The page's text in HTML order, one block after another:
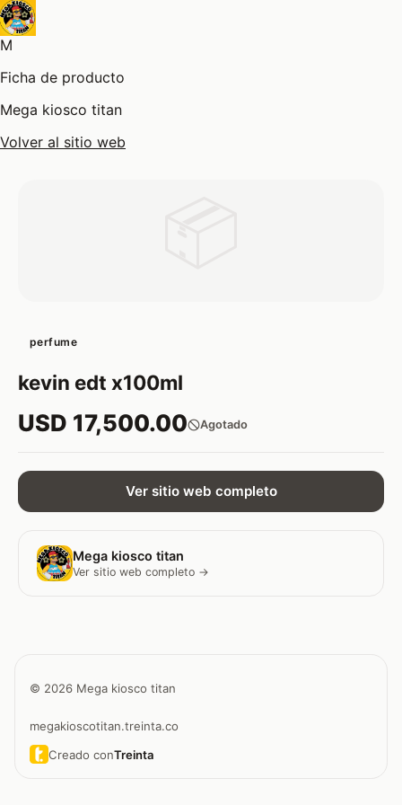
M
Ficha de producto
Mega kiosco titan
Volver al sitio web
perfume
kevin edt x100ml
USD 17,500.00 Agotado
Ver sitio web completo
Mega kiosco titan
Ver sitio web completo →
© 2026 Mega kiosco titan
megakioscotitan.treinta.co
Creado conTreinta